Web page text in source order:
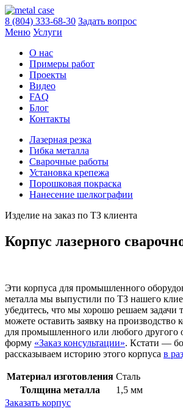
8 (804) 333-68-30 Задать вопрос
Меню Услуги
О нас
Примеры работ
Проекты
Видео
FAQ
Блог
Контакты
Лазерная резка
Гибка металла
Сварочные работы
Установка крепежа
Порошковая покраска
Нанесение шелкографии
Изделие на заказ по ТЗ клиента
Корпус лазерного
Эти корпуса для промышленного
металла мы выпустили по ТЗ нашего
убедитесь, что мы хорошо решаем задачи
можете оставить заявку на производство
для промышленного или любого другого
форму «Заказ консультации». Кстати —
рассказываем историю этого корпуса в
Материал изготовления Сталь
Толщина металла
1,5 мм
Заказать корпус